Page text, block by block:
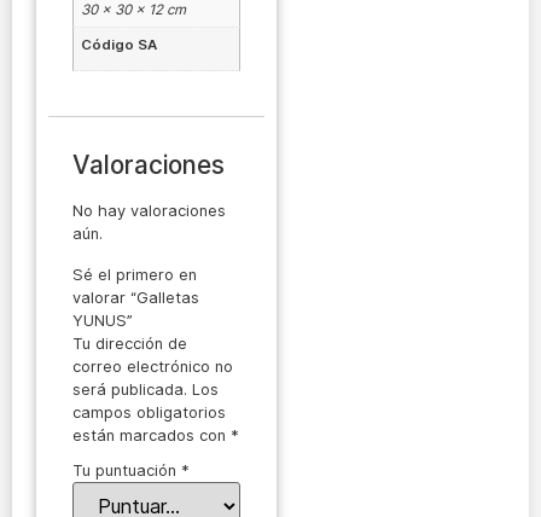
30 × 30 × 12 cm
Código SA
Valoraciones
No hay valoraciones
aún.
Sé el primero en
valorar “Galletas
YUNUS”
Tu dirección de
correo electrónico no
será publicada. Los
campos obligatorios
están marcados con *
Tu puntuación *